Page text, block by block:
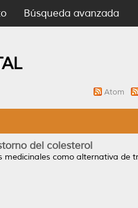
Búsqueda avanzada
Atom
del colesterol
medicinales como alternativa de